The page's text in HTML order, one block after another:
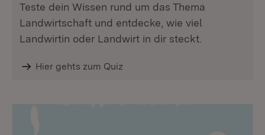
Teste dein Wissen rund um das Thema
Landwirtschaft und entdecke, wie viel
Landwirtin oder Landwirt in dir steckt.
Hier gehts zum Quiz